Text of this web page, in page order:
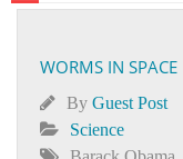
Contact
WORMS IN SPACE
By Guest Post
Science